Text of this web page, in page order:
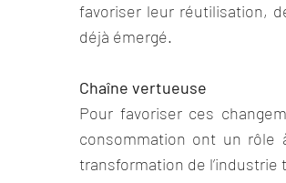
favoriser leur réutilisation,
déjà émergé.
Chaîne vertueuse
Pour favoriser ces
consommation ont un rôle
transformation de